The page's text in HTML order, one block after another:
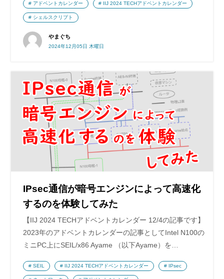
やまぐち
2024年12月05日 木曜日
アドベントカレンダー IIJ 2024 TECHアドベントカレンダー
シェルスクリプト
IPsec通信が暗号エンジンによって高速化
するのを体験してみた
【IIJ 2024 TECHアドベントカレンダー 12/4の記事です】
2023年のアドベントカレンダーの記事としてIntel N100の
ミニPC上にSEIL/x86 Ayame （以下Ayame）を…
SEIL IIJ 2024 TECHアドベントカレンダー IPsec